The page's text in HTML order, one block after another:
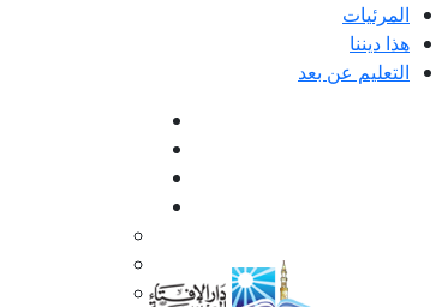
المرئيات
هذا ديننا
التعليم عن بعد